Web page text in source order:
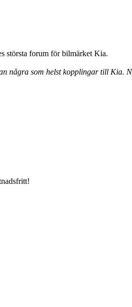
största forum för bilmärket Kia.
några som helst kopplingar till Kia.